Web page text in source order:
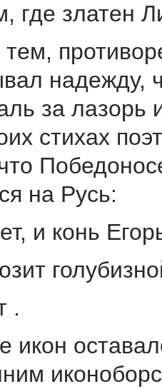
где златен
надежду,
за лазорь
стихах
на Русь:
и конь
.
икон